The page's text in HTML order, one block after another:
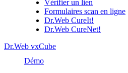
Vérifier un lien
Formulaires scan en ligne
Dr.Web CureIt!
Dr.Web CureNet!
Dr.Web vxCube
Démo